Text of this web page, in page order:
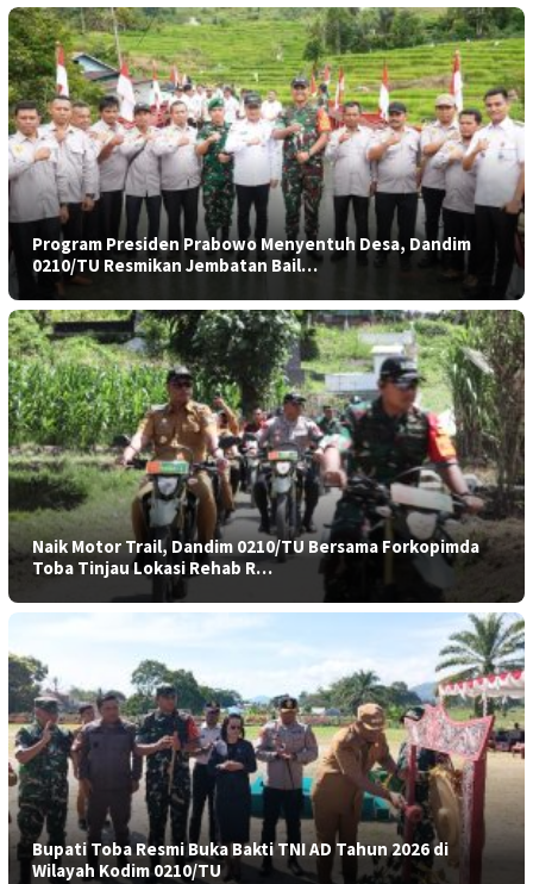
Program Presiden Prabowo Menyentuh Desa, Dandim
0210/TU Resmikan Jembatan Bail…
Naik Motor Trail, Dandim 0210/TU Bersama Forkopimda
Toba Tinjau Lokasi Rehab R…
Bupati Toba Resmi Buka Bakti TNI AD Tahun 2026 di
Wilayah Kodim 0210/TU